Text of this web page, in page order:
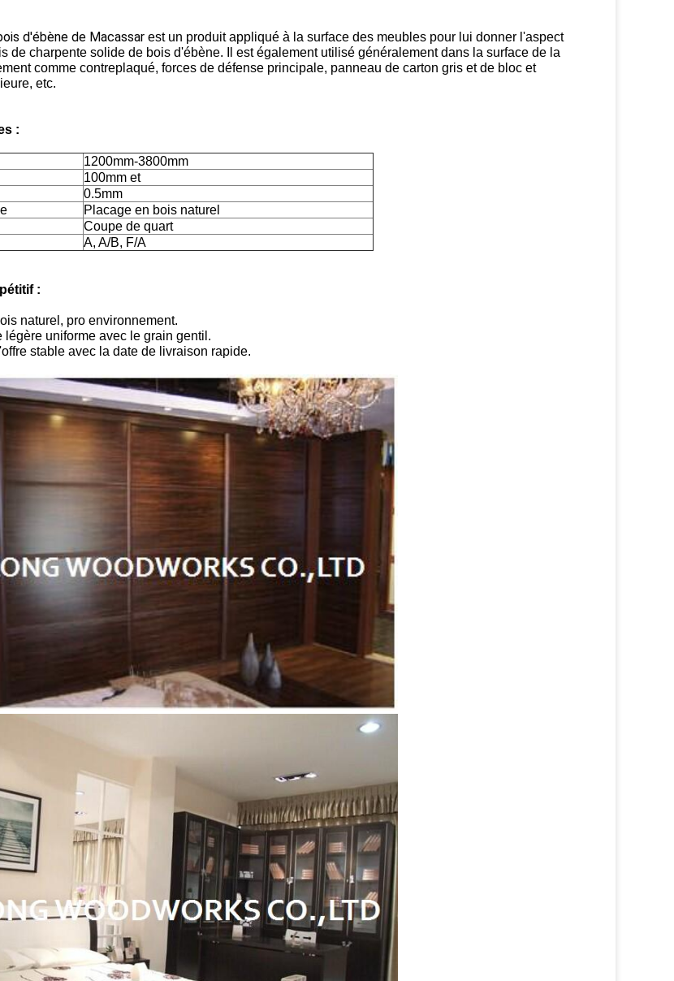
d'ébène de Macassar est un produit appliqué à la surface des meubles pour lui donner l'aspect
de charpente solide de bois d'ébène. Il est également utilisé généralement dans la surface de la
comme contreplaqué, forces de défense principale, panneau de carton gris et de bloc et
etc.
:
1200mm-3800mm
100mm et
0.5mm
Placage en bois naturel
Coupe de quart
A, A/B, F/A
:
naturel, pro environnement.
légère uniforme avec le grain gentil.
stable avec la date de livraison rapide.